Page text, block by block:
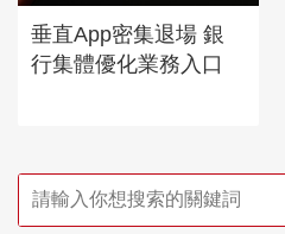
垂直App密集退場 銀
行集體優化業務入口